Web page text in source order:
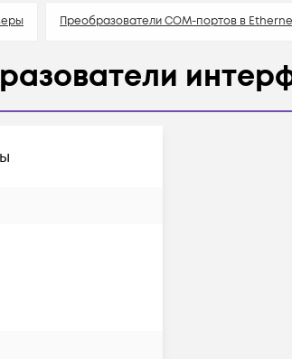
Преобразователи COM-портов в